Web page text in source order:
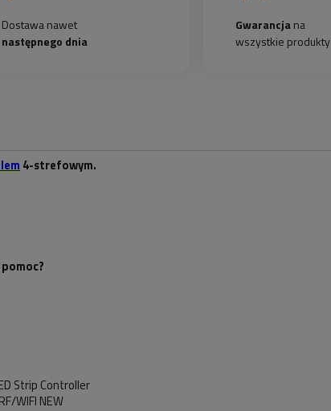
Dostawa nawet
następnego dnia
Gwarancjana
wszystkie produkty
4-strefowym.
Strip Controller
WIFI NEW